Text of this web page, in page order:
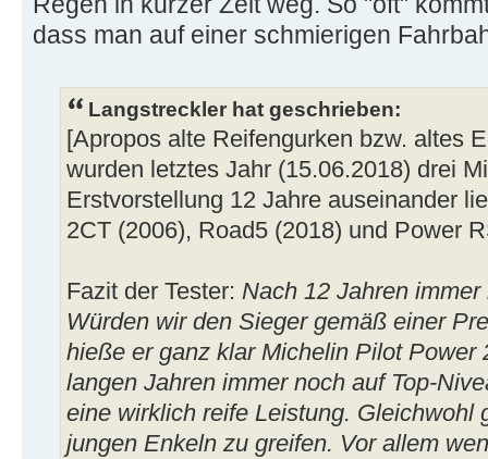
dass man auf einer schmierigen
Langstreckler hat geschrieben:
[Apropos alte Reifengurken bzw. altes
wurden letztes Jahr (15.06.2018) drei
Erstvorstellung 12 Jahre auseinander
2CT (2006), Road5 (2018) und Power
Fazit der Tester: Nach 12 Jahren
Würden wir den Sieger gemäß einer
hieße er ganz klar Michelin Pilot Power
langen Jahren immer noch auf Top-
eine wirklich reife Leistung. Gleichwohl
jungen Enkeln zu greifen. Vor allem